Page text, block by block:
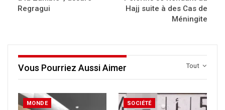
Regragui
Hajj suite à des Cas de
Méningite
Tout
Vous Pourriez Aussi Aimer
MONDE SOCIÉTÉ